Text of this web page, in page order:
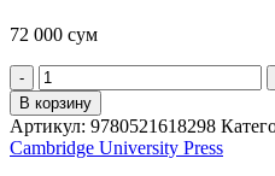
72 000 сум
Quantity
В корзину
Артикул: 9780521618298
Cambridge University Press